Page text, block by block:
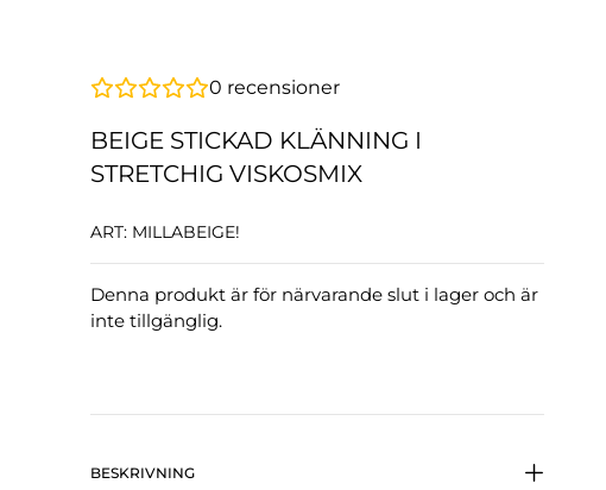
0 recensioner
BEIGE STICKAD KLÄNNING I
STRETCHIG VISKOSMIX
ART: MILLABEIGE!
Denna produkt är för närvarande slut i lager och är
inte tillgänglig.
BESKRIVNING